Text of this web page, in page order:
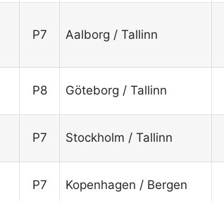
P7 Aalborg / Tallinn
P8 Göteborg / Tallinn
P7 Stockholm / Tallinn
P7 Kopenhagen / Bergen